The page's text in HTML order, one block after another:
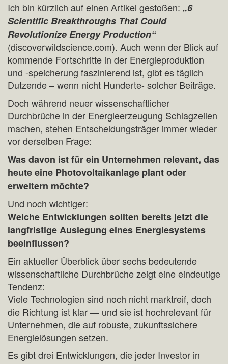
Ich bin kürzlich auf einen Artikel gestoßen: „6
Scientific Breakthroughs That Could
Revolutionize Energy Production“
(discoverwildscience.com). Auch wenn der Blick auf
kommende Fortschritte in der Energieproduktion
und -speicherung faszinierend ist, gibt es täglich
Dutzende – wenn nicht Hunderte- solcher Beiträge.
Doch während neuer wissenschaftlicher
Durchbrüche in der Energieerzeugung Schlagzeilen
machen, stehen Entscheidungsträger immer wieder
vor derselben Frage:
Was davon ist für ein Unternehmen relevant, das
heute eine Photovoltaikanlage plant oder
erweitern möchte?
Und noch wichtiger:
Welche Entwicklungen sollten bereits jetzt die
langfristige Auslegung eines Energiesystems
beeinflussen?
Ein aktueller Überblick über sechs bedeutende
wissenschaftliche Durchbrüche zeigt eine eindeutige
Tendenz:
Viele Technologien sind noch nicht marktreif, doch
die Richtung ist klar — und sie ist hochrelevant für
Unternehmen, die auf robuste, zukunftssichere
Energielösungen setzen.
Es gibt drei Entwicklungen, die jeder Investor in